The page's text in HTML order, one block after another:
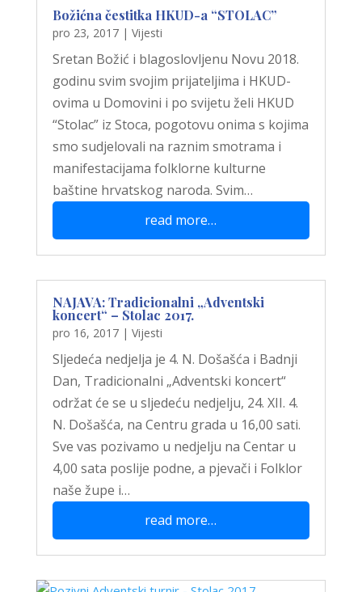
Božićna čestitka HKUD-a “STOLAC”
pro 23, 2017| Vijesti
Sretan Božić i blagoslovljenu Novu 2018.
godinu svim svojim prijateljima i HKUD-
ovima u Domovini i po svijetu želi HKUD
“Stolac” iz Stoca, pogotovu onima s kojima
smo sudjelovali na raznim smotrama i
manifestacijama folklorne kulturne
baštine hrvatskog naroda. Svim…
read more…
NAJAVA: Tradicionalni „Adventski
koncert“ – Stolac 2017.
pro 16, 2017| Vijesti
Sljedeća nedjelja je 4. N. Došašća i Badnji
Dan, Tradicionalni „Adventski koncert“
održat će se u sljedeću nedjelju, 24. XII. 4.
N. Došašća, na Centru grada u 16,00 sati.
Sve vas pozivamo u nedjelju na Centar u
4,00 sata poslije podne, a pjevači i Folklor
naše župe i…
read more…